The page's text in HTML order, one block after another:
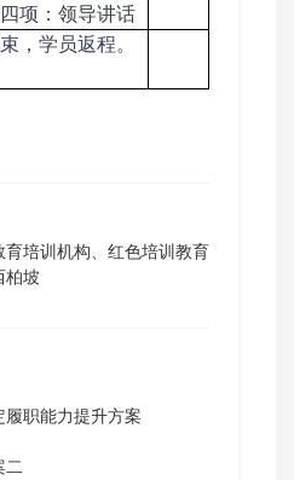
项：领导讲话
，学员返程。
培训机构、红色培训教育
柏坡
职能力提升方案
二